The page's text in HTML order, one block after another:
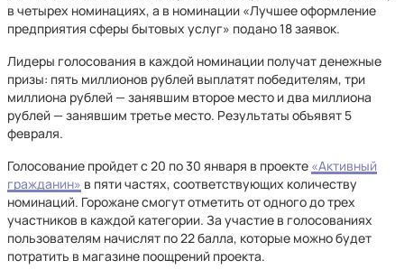
в четырех номинациях, а в номинации «Лучшее оформление
предприятия сферы бытовых услуг» подано 18 заявок.
Лидеры голосования в каждой номинации получат денежные
призы: пять миллионов рублей выплатят победителям, три
миллиона рублей — занявшим второе место и два миллиона
рублей — занявшим третье место. Результаты объявят 5
февраля.
Голосование пройдет с 20 по 30 января в проекте «Активный
гражданин» в пяти частях, соответствующих количеству
номинаций. Горожане смогут отметить от одного до трех
участников в каждой категории. За участие в голосованиях
пользователям начислят по 22 балла, которые можно будет
потратить в магазине поощрений проекта.